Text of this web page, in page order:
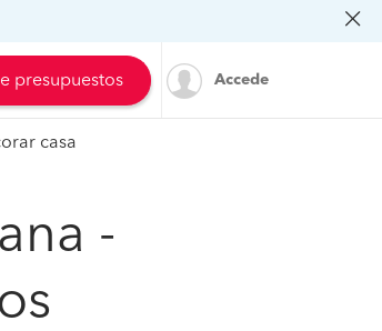
presupuestos Accede
casa
-